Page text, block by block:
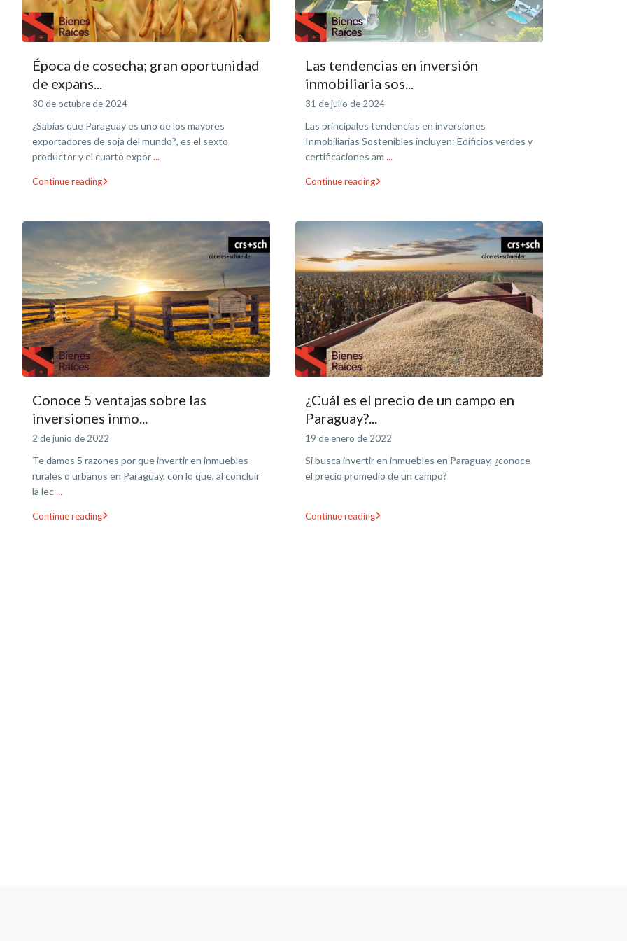
Época de cosecha; gran oportunidad
de expans...
30 de octubre de 2024
¿Sabías que Paraguay es uno de los mayores
exportadores de soja del mundo?, es el sexto
productor y el cuarto expor...
Continue reading
Las tendencias en inversión
inmobiliaria sos...
31 de julio de 2024
Las principales tendencias en inversiones
Inmobiliarias Sostenibles incluyen: Edificios verdes y
certificaciones am ...
Continue reading
Conoce 5 ventajas sobre las
inversiones inmo...
2 de junio de 2022
Te damos 5 razones por que invertir en inmuebles
rurales o urbanos en Paraguay, con lo que, al concluir
la lec...
Continue reading
¿Cuál es el precio de un campo en
Paraguay?...
19 de enero de 2022
Si busca invertir en inmuebles en Paraguay, ¿conoce
el precio promedio de un campo?
Continue reading